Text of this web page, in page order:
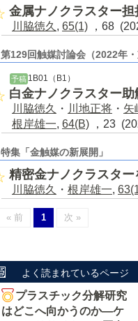
金属ナノクラスター担
川脇徳久 , 65(1) ，68
第129回触媒討論会（2022年
予稿 1B01（B1）
白金ナノクラスター
川脇徳久 ・ 川地正将 ・ 矢
根岸雄一, 64(B) ，23
特集「金触媒の新展開」
精密金ナノクラスタ
川脇徳久 ・ 根岸雄一,
« 前 1 次 »
よく読まれているページ
プラスチック分解研究
はどこへ向かうのか―ケ